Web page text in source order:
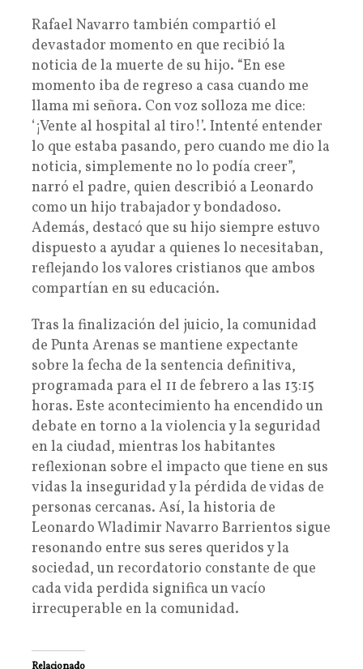
Rafael Navarro también compartió el
devastador momento en que recibió la
noticia de la muerte de su hijo. “En ese
momento iba de regreso a casa cuando me
llama mi señora. Con voz solloza me dice:
‘¡Vente al hospital al tiro!’. Intenté entender
lo que estaba pasando, pero cuando me dio la
noticia, simplemente no lo podía creer”,
narró el padre, quien describió a Leonardo
como un hijo trabajador y bondadoso.
Además, destacó que su hijo siempre estuvo
dispuesto a ayudar a quienes lo necesitaban,
reflejando los valores cristianos que ambos
compartían en su educación.
Tras la finalización del juicio, la comunidad
de Punta Arenas se mantiene expectante
sobre la fecha de la sentencia definitiva,
programada para el 11 de febrero a las 13:15
horas. Este acontecimiento ha encendido un
debate en torno a la violencia y la seguridad
en la ciudad, mientras los habitantes
reflexionan sobre el impacto que tiene en sus
vidas la inseguridad y la pérdida de vidas de
personas cercanas. Así, la historia de
Leonardo Wladimir Navarro Barrientos sigue
resonando entre sus seres queridos y la
sociedad, un recordatorio constante de que
cada vida perdida significa un vacío
irrecuperable en la comunidad.
Relacionado